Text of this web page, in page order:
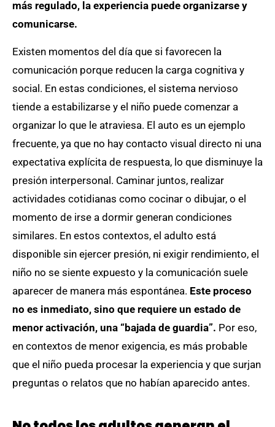
más regulado, la experiencia puede organizarse y
comunicarse.
Existen momentos del día que si favorecen la
comunicación porque reducen la carga cognitiva y
social. En estas condiciones, el sistema nervioso
tiende a estabilizarse y el niño puede comenzar a
organizar lo que le atraviesa. El auto es un ejemplo
frecuente, ya que no hay contacto visual directo ni una
expectativa explícita de respuesta, lo que disminuye la
presión interpersonal. Caminar juntos, realizar
actividades cotidianas como cocinar o dibujar, o el
momento de irse a dormir generan condiciones
similares. En estos contextos, el adulto está
disponible sin ejercer presión, ni exigir rendimiento, el
niño no se siente expuesto y la comunicación suele
aparecer de manera más espontánea. Este proceso
no es inmediato, sino que requiere un estado de
menor activación, una “bajada de guardia”. Por eso,
en contextos de menor exigencia, es más probable
que el niño pueda procesar la experiencia y que surjan
preguntas o relatos que no habían aparecido antes.